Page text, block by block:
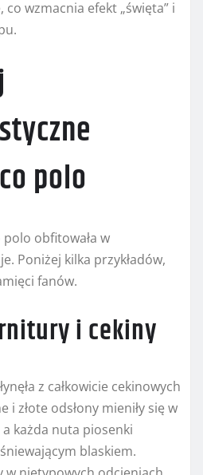
co wzmacnia efekt „święta” i
polo
obfitowała w
Poniżej kilka przykładów,
fanów.
i cekiny
z całkowicie cekinowych
i złote odsłony mieniły się w
każda nuta piosenki
blaskiem.